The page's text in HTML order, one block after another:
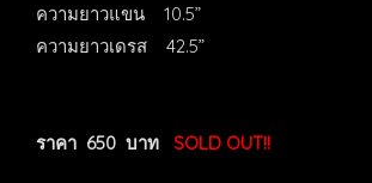
ความยาวแขน 10.5”
ความยาวเดรส 42.5”
ราคา 650 บาท SOLD OUT!!